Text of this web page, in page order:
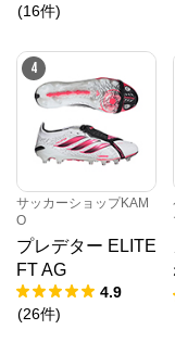
(16件)
4
サッカーショップKAM
O
プレデター ELITE
FT AG
4.9
(26件)